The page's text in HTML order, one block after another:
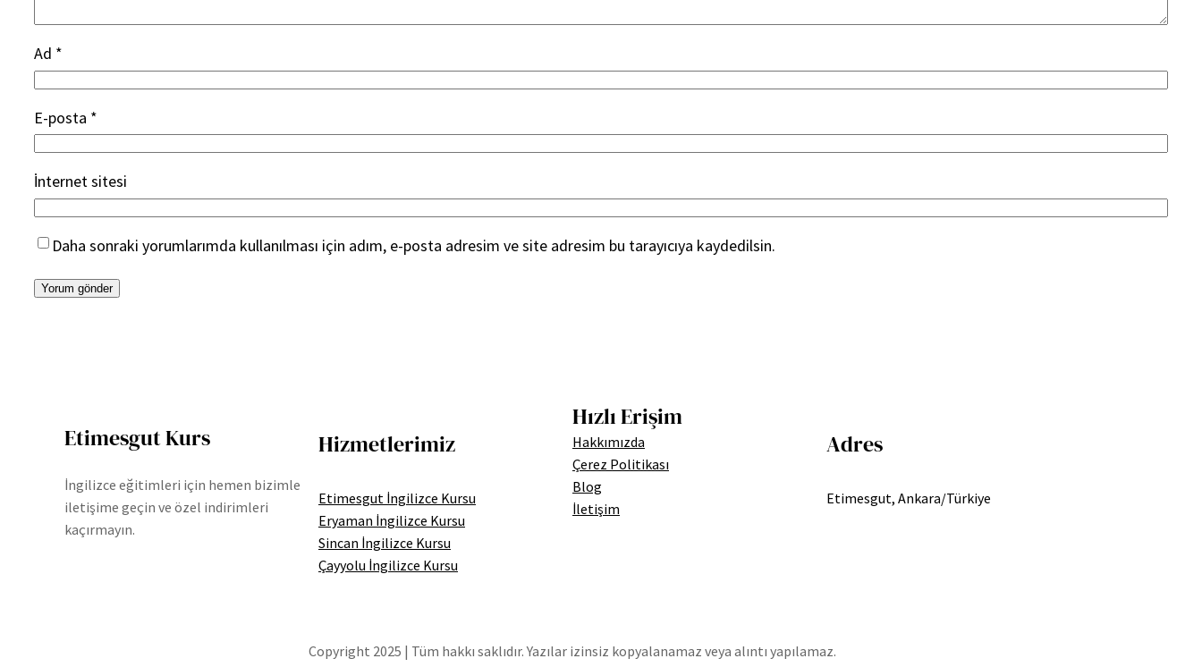
Ad *
E-posta *
İnternet sitesi
Daha sonraki yorumlarımda kullanılması için adım, e-posta adresim ve site adresim bu tarayıcıya kaydedilsin.
Etimesgut Kurs
İngilizce eğitimleri için hemen bizimle
iletişime geçin ve özel indirimleri
kaçırmayın.
Hizmetlerimiz
Etimesgut İngilizce Kursu
Eryaman İngilizce Kursu
Sincan İngilizce Kursu
Çayyolu İngilizce Kursu
Hızlı Erişim
Hakkımızda
Çerez Politikası
Blog
İletişim
Adres
Etimesgut, Ankara/Türkiye
Copyright 2025 | Tüm hakkı saklıdır. Yazılar izinsiz kopyalanamaz veya alıntı yapılamaz.